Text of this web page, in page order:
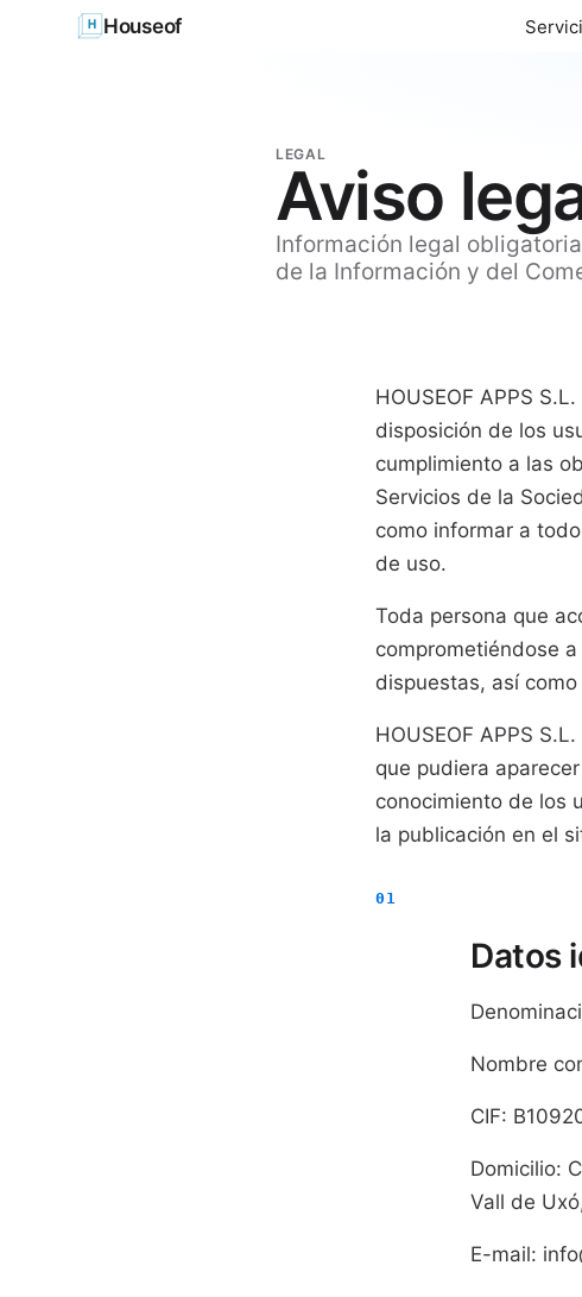
Houseof
LEGAL
Aviso
Información legal
de la Información y del
HOUSEOF APPS
disposición de los
cumplimiento a las
Servicios de la
como informar a
de uso.
Toda persona que
comprometiéndose
dispuestas, así
HOUSEOF APPS
que pudiera
conocimiento de los
la publicación en el
Datos
Nombre
CIF:
Domicilio:
Vall de
E-mail: